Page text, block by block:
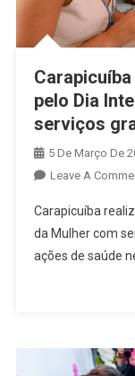
pelo Dia
serviços
5 De Março De
Leave A
Carapicuíba
da Mulher com
ações de saúde